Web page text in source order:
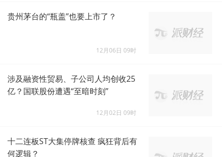
贵州茅台的“瓶盖”也要上市了？
12月06日 09时
涉及融资性贸易、子公司人均创收25
亿？国联股份遭遇“至暗时刻”
12月02日 09时
十二连板ST大集停牌核查 疯狂背后有
何逻辑？